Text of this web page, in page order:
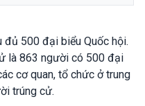
đủ 500 đại biểu Quốc hội.
là 863 người có 500 đại
cơ quan, tổ chức ở trung
trúng cử.